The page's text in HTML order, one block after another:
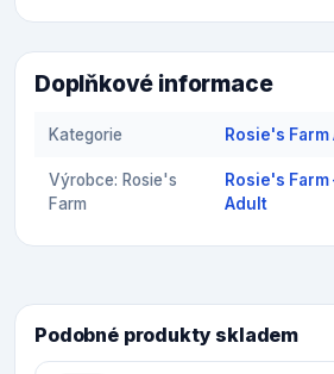
Doplňkové informace
Kategorie Rosie's
Výrobce: Rosie's
Farm
Rosie's
Adult
Podobné produkty skladem